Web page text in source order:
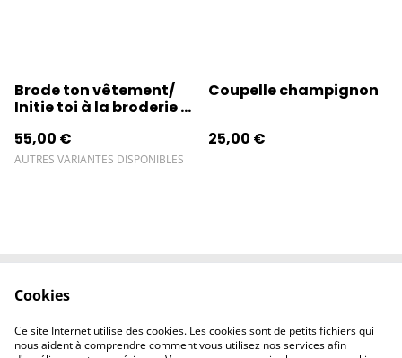
Brode ton vêtement/
Initie toi à la broderie -
55,00 €
AUTRES VARIANTES DISPONIBLES
Coupelle champignon
25,00 €
Contactez-nous
Politique de
confidentialité
Politique de
cookies
Cookies
Ce site Internet utilise des cookies. Les cookies sont de petits fichiers qui
nous aident à comprendre comment vous utilisez nos services afin